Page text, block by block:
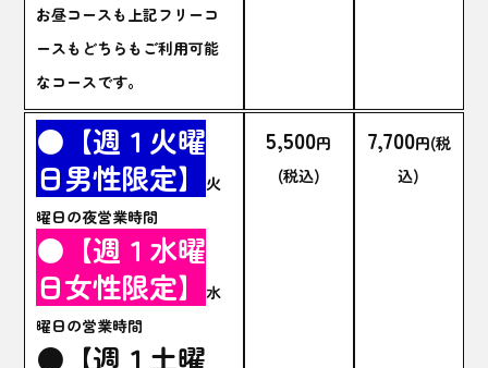
お昼コースも上記フリーコ
ースもどちらもご利用可能
なコースです。
●【週１火曜
日男性限定】
火
曜日の夜営業時間
●【週１水曜
日女性限定】水
曜日の営業時間
●【週１土曜
5,500円
(税込)
7,700円(税
込)